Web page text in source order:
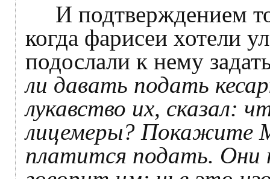
И подтверждением
когда фарисеи хотели
подослали к нему
ли давать подать
лукавство их, сказал:
лицемеры? Покажите
платится подать. Они